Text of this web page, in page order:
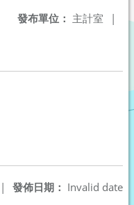
發布單位： 主計室 |
發佈日期： Invalid date
|